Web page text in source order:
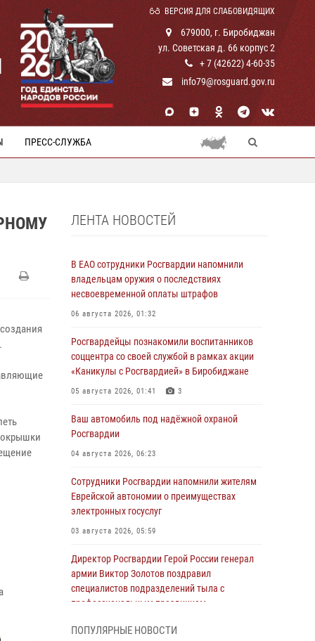
ВЕРСИЯ ДЛЯ СЛАБОВИДЯЩИХ
679000, г. Биробиджан
ул. Советская д. 66 корпус 2
+ 7 (42622) 4-60-35
info79@rosguard.gov.ru
ПРЕСС-СЛУЖБА
ЛЕНТА НОВОСТЕЙ
В ЕАО сотрудники Росгвардии напомнили
владельцам оружия о последствиях
несвоевременной оплаты штрафов
06 августа 2026, 01:32
Росгвардейцы познакомили воспитанников
соццентра со своей службой в рамках акции
«Каникулы с Росгвардией» в Биробиджане
05 августа 2026, 01:41 3
Ваш автомобиль под надёжной охраной
Росгвардии
04 августа 2026, 06:23
Сотрудники Росгвардии напомнили жителям
Еврейской автономии о преимуществах
электронных госуслуг
03 августа 2026, 05:59
Директор Росгвардии Герой России генерал
армии Виктор Золотов поздравил
специалистов подразделений тыла с
профессиональным праздником
ПОПУЛЯРНЫЕ НОВОСТИ